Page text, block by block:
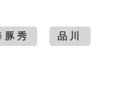
豚秀 品川